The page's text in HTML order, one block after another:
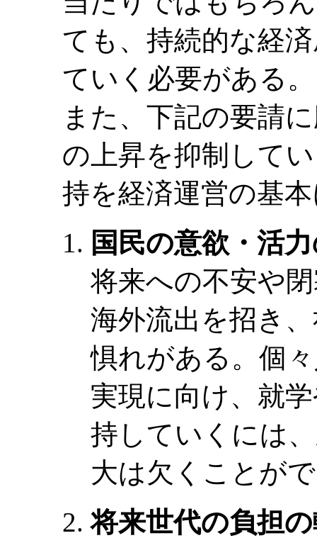
ても、持続的な経
ていく必要がある。
また、下記の要請
の上昇を抑制して
持を経済運営の基
国民の意欲・活
将来への不安や
海外流出を招き
惧れがある。個
実現に向け、就
持していくには
大は欠くことが
将来世代の負担